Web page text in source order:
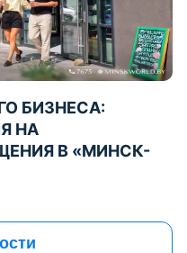
БИЗНЕСА:
НА
В «МИНСК-